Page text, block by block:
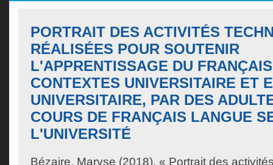
PORTRAIT DES ACTIVITÉS
RÉALISÉES POUR SOUTENIR
L'APPRENTISSAGE DU
CONTEXTES UNIVERSITAIRE ET
UNIVERSITAIRE, PAR DES
COURS DE FRANÇAIS LANGUE
L'UNIVERSITÉ
Bézaire, Maryse (2018). « Portrait des